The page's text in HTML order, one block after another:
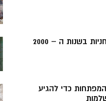
בשנות ה – 2000
5 המפתחות כדי להגיע